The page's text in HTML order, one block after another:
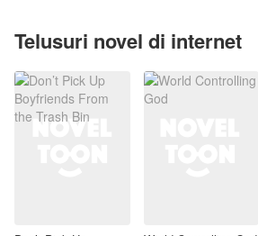
Telusuri novel di internet